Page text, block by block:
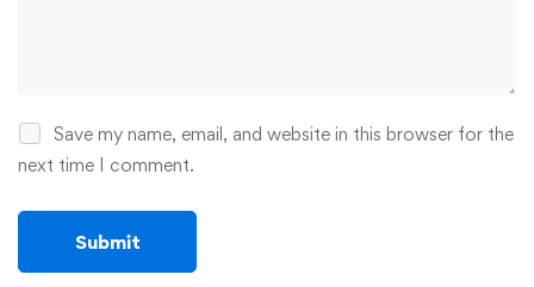
Save my name, email, and website in this browser for the
next time I comment.